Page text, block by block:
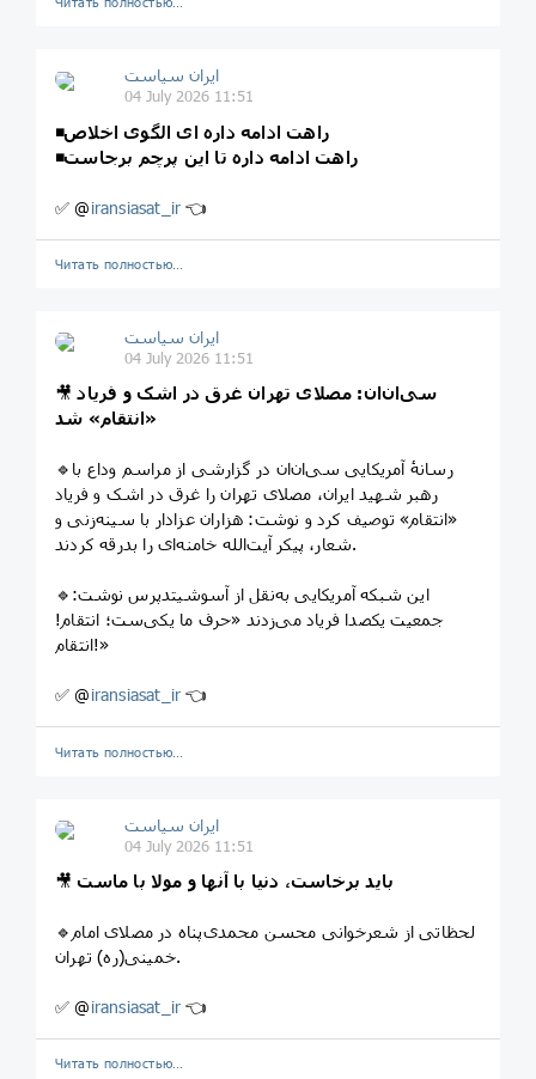
ایران سیاست
04 July 2026 11:51
◾️راهت ادامه داره ای الگوی اخلاص
◾️راهت ادامه داره تا این پرچم برجاست
✅ @iransiasat_ir 👈
Читать полностью…
ایران سیاست
04 July 2026 11:51
🎥سی‌ان‌ان: مصلای تهران غرق در اشک و فریاد
«انتقام» شد
🔹رسانهٔ آمریکایی سی‌ان‌ان در گزارشی از مراسم وداع با
رهبر شهید ایران، مصلای تهران را غرق در اشک و فریاد
«انتقام» توصیف کرد و نوشت: هزاران عزادار با سینه‌زنی و
شعار، پیکر آیت‌الله خامنه‌ای را بدرقه کردند.
🔹این شبکه آمریکایی به‌نقل از آسوشیتدپرس نوشت:
جمعیت یکصدا فریاد می‌زدند «حرف ما یکی‌ست؛ انتقام!
انتقام!»
✅ @iransiasat_ir 👈
Читать полностью…
ایران سیاست
04 July 2026 11:51
🎥باید برخاست، دنیا با آنها و مولا با ماست
🔹لحظاتی از شعرخوانی محسن محمدی‌پناه در مصلای امام
خمینی(ره) تهران.
✅ @iransiasat_ir 👈
Читать полностью…